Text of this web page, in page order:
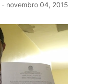
- novembro 04, 2015